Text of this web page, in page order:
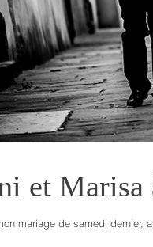
et Marisa
mariage de samedi dernier,